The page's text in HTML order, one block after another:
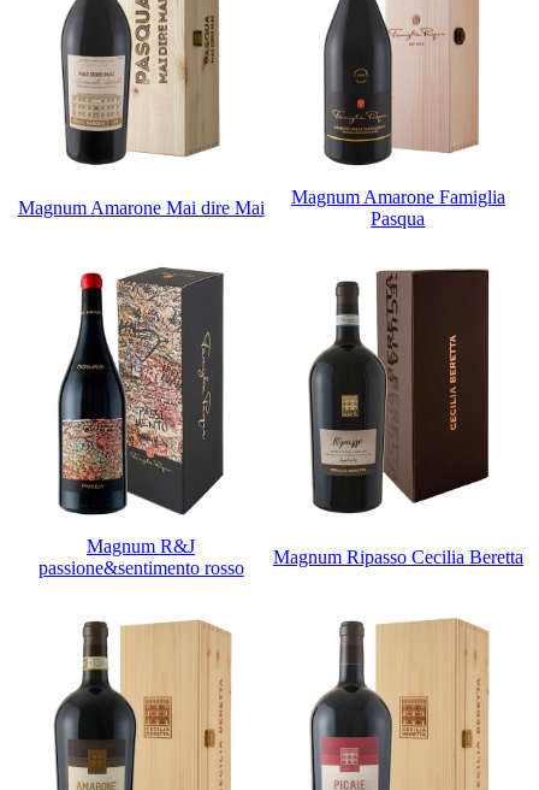
Magnum Amarone Mai dire Mai
Magnum Amarone Famiglia
Pasqua
Magnum R&J
passione&sentimento rosso
Magnum Ripasso Cecilia Beretta